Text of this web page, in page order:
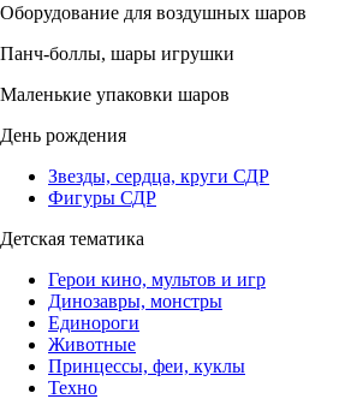
Оборудование для воздушных шаров
Панч-боллы, шары игрушки
Маленькие упаковки шаров
День рождения
Звезды, сердца, круги СДР
Фигуры СДР
Детская тематика
Герои кино, мультов и игр
Динозавры, монстры
Единороги
Животные
Принцессы, феи, куклы
Техно